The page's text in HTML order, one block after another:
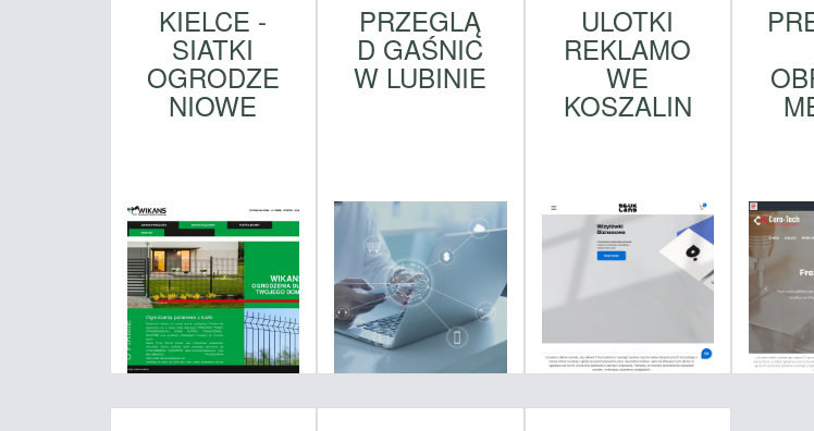
KIELCE -
SIATKI
OGRODZE
NIOWE
PRZEGLĄ
D GAŚNIC
W LUBINIE
ULOTKI
REKLAMO
WE
KOSZALIN